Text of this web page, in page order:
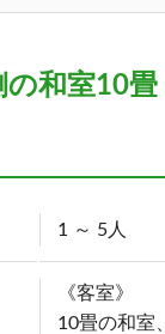
の和室10
1 ～ 5人
《客室》
10畳の和室